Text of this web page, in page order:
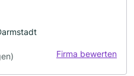
Firma bewerten